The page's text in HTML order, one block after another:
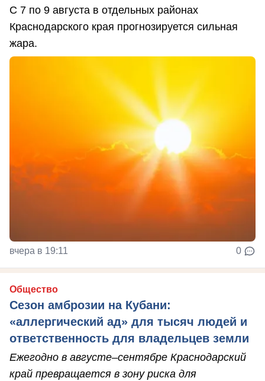
С 7 по 9 августа в отдельных районах
Краснодарского края прогнозируется сильная
жара.
вчера в 19:11 0
Общество
Сезон амброзии на Кубани:
«аллергический ад» для тысяч людей и
ответственность для владельцев земли
Ежегодно в августе–сентябре Краснодарский
край превращается в зону риска для